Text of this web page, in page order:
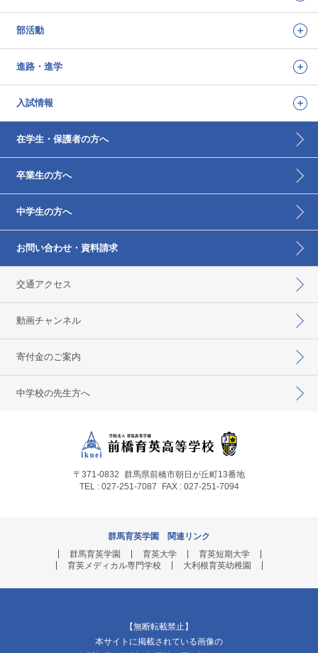
部活動
進路・進学
入試情報
在学生・保護者の方へ
卒業生の方へ
中学生の方へ
お問い合わせ・資料請求
交通アクセス
動画チャンネル
寄付金のご案内
中学校の先生方へ
〒371-0832 群馬県前橋市朝日が丘町13番地
TEL : 027-251-7087
FAX : 027-251-7094
群馬育英学園 関連リンク
群馬育英学園
育英大学
育英短期大学
育英メディカル専門学校
大利根育英幼稚園
【無断転載禁止】
本サイトに掲載されている画像の